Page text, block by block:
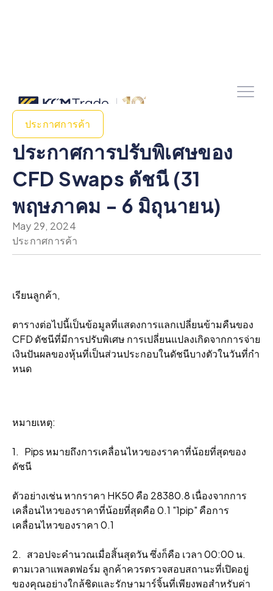
ประกาศการค้า
ประกาศการปรับพิเศษของ
CFD Swaps ดัชนี (31
พฤษภาคม - 6 มิถุนายน)
May 29, 2024
ประกาศการค้า
เรียนลูกค้า,
ตารางต่อไปนี้เป็นข้อมูลที่แสดงการแลกเปลี่ยนข้ามคืนของ
CFD ดัชนีที่มีการปรับพิเศษ การเปลี่ยนแปลงเกิดจากการจ่าย
เงินปันผลของหุ้นที่เป็นส่วนประกอบในดัชนีบางตัวในวันที่กํา
หนด
หมายเหตุ:
1. Pips หมายถึงการเคลื่อนไหวของราคาที่น้อยที่สุดของ
ดัชนี
ตัวอย่างเช่น หากราคา HK50 คือ 28380.8 เนื่องจากการ
เคลื่อนไหวของราคาที่น้อยที่สุดคือ 0.1 "1pip" คือการ
เคลื่อนไหวของราคา 0.1
2. สวอปจะคํานวณเมื่อสิ้นสุดวัน ซึ่งก็คือ เวลา 00:00 น.
ตามเวลาแพลตฟอร์ม ลูกค้าควรตรวจสอบสถานะที่เปิดอยู่
ของคุณอย่างใกล้ชิดและรักษามาร์จิ้นที่เพียงพอสําหรับค่า